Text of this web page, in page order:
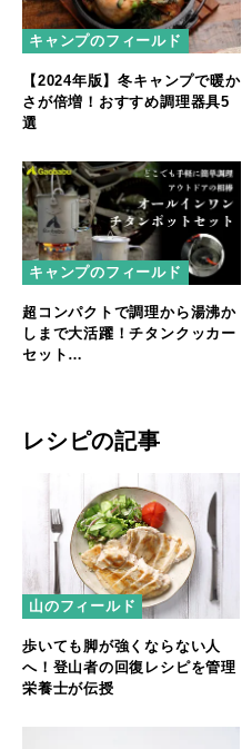
キャンプのフィールド
【2024年版】冬キャンプで暖か
さが倍増！おすすめ調理器具5
選
キャンプのフィールド
超コンパクトで調理から湯沸か
しまで大活躍！チタンクッカー
セット
レシピの記事
山のフィールド
歩いても脚が強くならない人
へ！登山者の回復レシピを管理
栄養士が伝授